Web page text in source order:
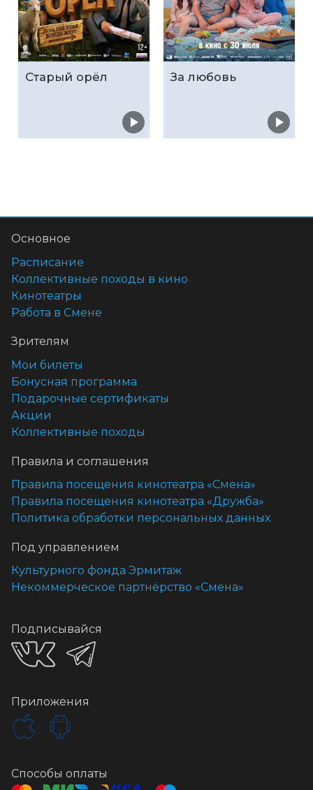
Старый орёл За любовь
Основное
Расписание
Коллективные походы в кино
Кинотеатры
Работа в Смене
Зрителям
Мои билеты
Бонусная программа
Подарочные сертификаты
Акции
Коллективные походы
Правила и соглашения
Правила посещения кинотеатра «Смена»
Правила посещения кинотеатра «Дружба»
Политика обработки персональных данных
Под управлением
Культурного фонда Эрмитаж
Некоммерческое партнёрство «Смена»
Подписывайся
Приложения
Способы оплаты